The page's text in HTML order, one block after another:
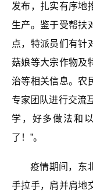
发布， 扎实有序地
生产。 鉴于受帮扶
点，特派员们有针
菇娘等大宗作物及
治等相关信息。农
专家团队进行交流
学，好多做法和
了！”。
疫情期间，东
手拉手，肩并肩地